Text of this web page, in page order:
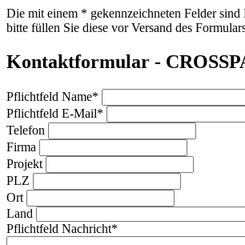
Die mit einem * gekennzeichneten Felder sind
bitte füllen Sie diese vor Versand des
Kontaktformular -
Pflichtfeld Name*
Pflichtfeld E-Mail*
Telefon
Firma
Projekt
PLZ
Ort
Land
Pflichtfeld Nachricht*